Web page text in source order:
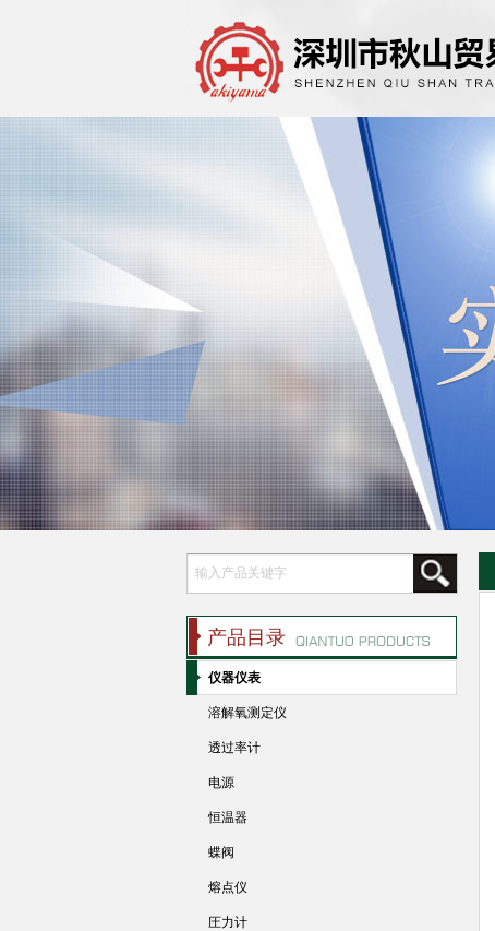
产品目录
仪器仪表
溶解氧测定仪
透过率计
电源
恒温器
蝶阀
熔点仪
圧力计